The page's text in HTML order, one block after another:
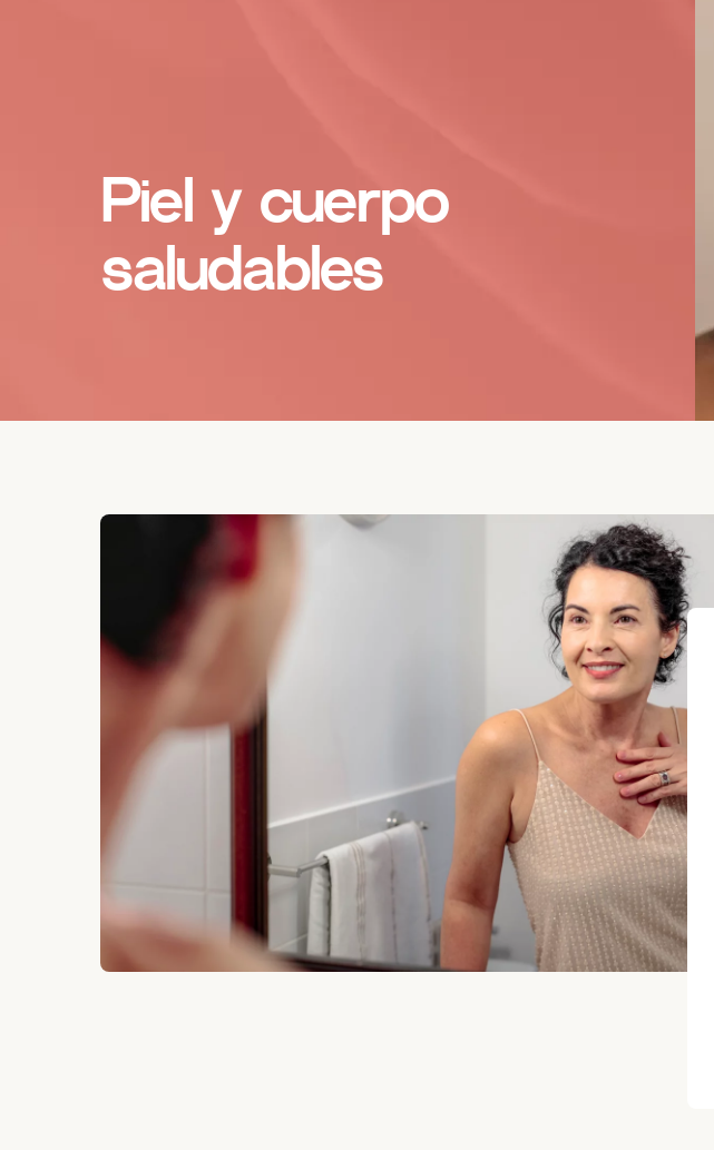
Piel y cuerpo
saludables